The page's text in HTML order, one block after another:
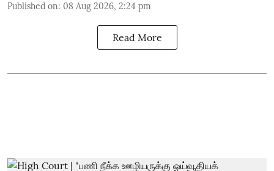
Published on: 08 Aug 2026, 2:24 pm
Read More